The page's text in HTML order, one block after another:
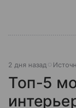
2 дня назад
Топ-5